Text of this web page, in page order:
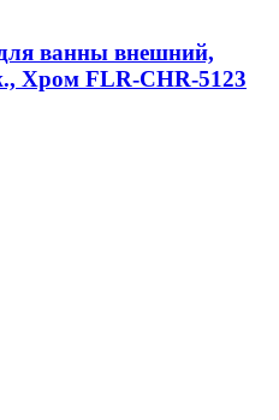
ванны внешний,
Хром FLR-CHR-5123